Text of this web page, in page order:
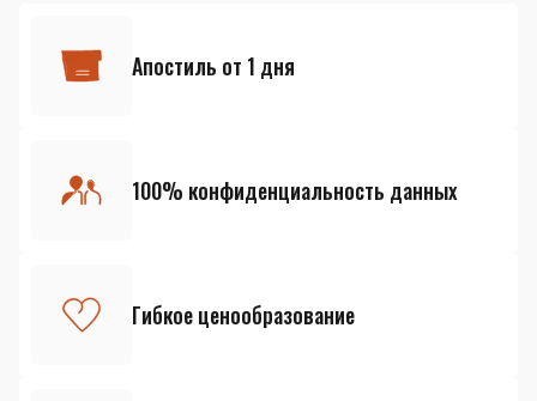
Апостиль от 1 дня
100% конфиденциальность данных
Гибкое ценообразование